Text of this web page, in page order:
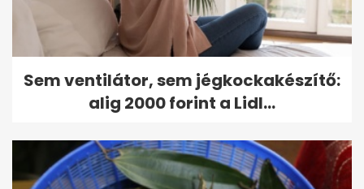
Sem ventilátor, sem jégkockakészítő:
alig 2000 forint a Lidl...